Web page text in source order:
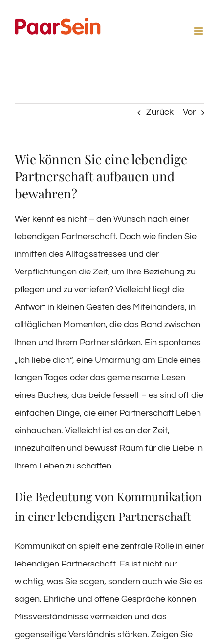
Inhalt
Zurück Vor
Wie können Sie eine lebendige
Partnerschaft aufbauen und
bewahren?
Wer kennt es nicht – den Wunsch nach einer
lebendigen Partnerschaft. Doch wie finden Sie
inmitten des Alltagsstresses und der
Verpflichtungen die Zeit, um Ihre Beziehung zu
pflegen und zu vertiefen? Vielleicht liegt die
Antwort in kleinen Gesten des Miteinanders, in
alltäglichen Momenten, die das Band zwischen
Ihnen und Ihrem Partner stärken. Ein spontanes
„Ich liebe dich“, eine Umarmung am Ende eines
langen Tages oder das gemeinsame Lesen
eines Buches, das beide fesselt – es sind oft die
einfachen Dinge, die einer Partnerschaft Leben
einhauchen. Vielleicht ist es an der Zeit,
innezuhalten und bewusst Raum für die Liebe in
Ihrem Leben zu schaffen.
Die Bedeutung von Kommunikation
in einer lebendigen Partnerschaft
Kommunikation spielt eine zentrale Rolle in einer
lebendigen Partnerschaft. Es ist nicht nur
wichtig, was Sie sagen, sondern auch wie Sie es
sagen. Ehrliche und offene Gespräche können
Missverständnisse vermeiden und das
gegenseitige Verständnis stärken. Zeigen Sie